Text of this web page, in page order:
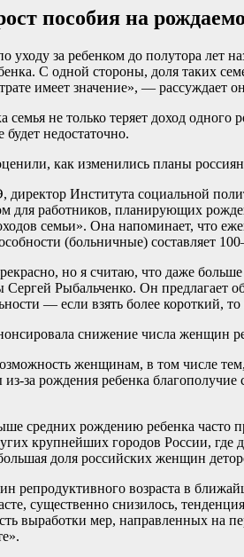
пособия на
за ребенком до полутора лет
С одной стороны, доля таких
имеет значение», — рассуждает
не только теряет доход
будет недостаточно.
как изменились планы
Института социальной
для работников, планирующих
семьи». Она напоминает, что
(больничные) составляет
но я считаю, что даже
Рыбальченко. Он предлагает
— если взять более короткий,
снижение числа женщин
женщинам, в том числе
за рождения ребенка
средних рождению ребенка часто
крупнейших городов России, где
доля российских женщин
репродуктивного возраста в
существенно снизилось,
выработки мер, направленных на